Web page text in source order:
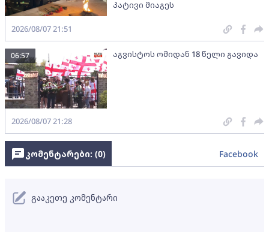
პატივი მიაგეს
2026/08/07 21:51
აგვისტოს ომიდან 18 წელი გავიდა
06:57
2026/08/07 21:28
კომენტარები: (0) Facebook
გააკეთე კომენტარი